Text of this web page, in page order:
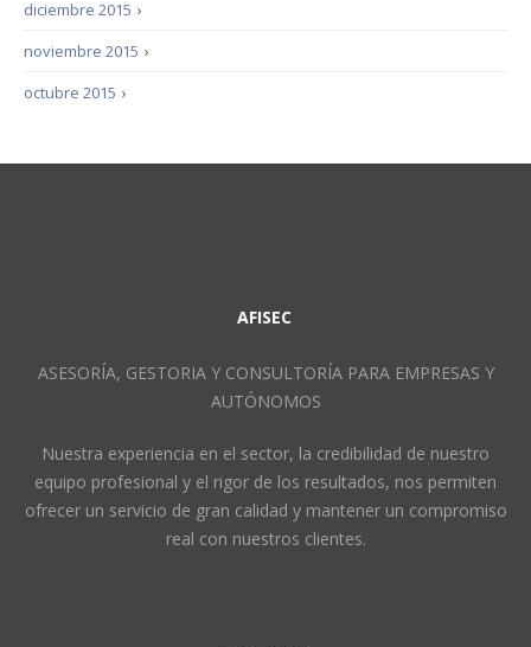
›
diciembre 2015
›
noviembre 2015
›
octubre 2015
AFISEC
ASESORÍA, GESTORIA Y CONSULTORÍA PARA EMPRESAS Y
AUTÓNOMOS
Nuestra experiencia en el sector, la credibilidad de nuestro
equipo profesional y el rigor de los resultados, nos permiten
ofrecer un servicio de gran calidad y mantener un compromiso
real con nuestros clientes.